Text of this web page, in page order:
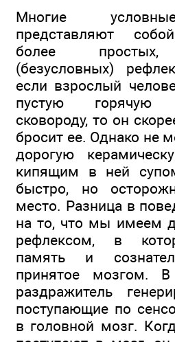
Многие
представляют
более простых,
(безусловных)
если взрослый
пустую горячую
сковороду, то он
бросит ее. Однако не
дорогую
кипящим в ней
быстро, но
место. Разница в
на то, что мы имеем
рефлексом, в
память и
принятое мозгом. В
раздражитель
поступающие по
в головной мозг.